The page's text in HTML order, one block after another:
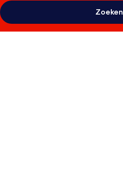
Zoeken